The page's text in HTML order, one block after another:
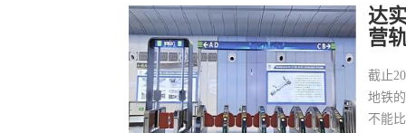
达
营
截止
地铁
不能